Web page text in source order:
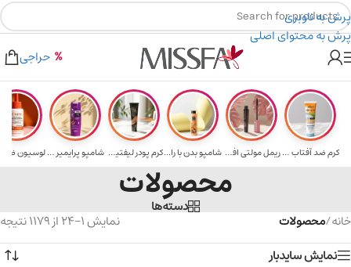
پرش به ناوبری
پرش به محتوای اصلی
۲٪ تخفیف روی سبد خرید برای روش کارت به کارت
هدیه برای خرید های بالای ۵ میلیون تومن
حراجی
کرم ضد آفتاب حا... ریمل مولتی افکت... شامپو بدن با را... کرم پودر لیفتین... شامپو پرایمیر پ...
محصولات
دسته‌ها
خانه/محصولات
نمایش 1–24 از 1179 نتیجه
نمایش سایدبار